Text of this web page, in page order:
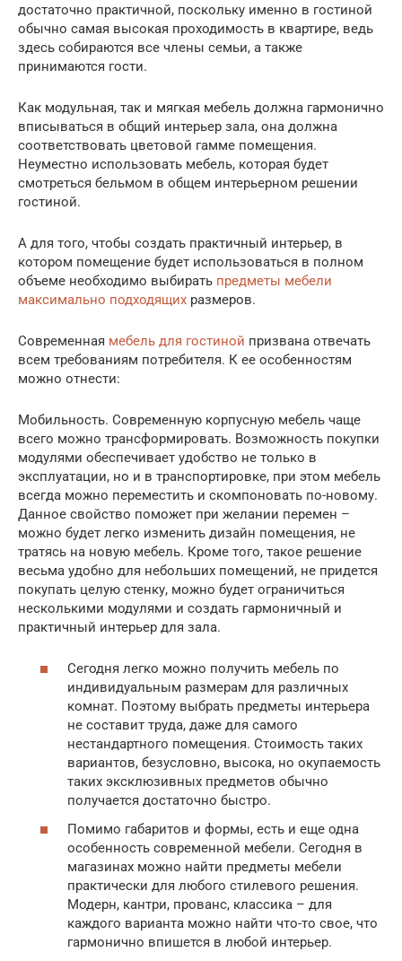
достаточно практичной, поскольку именно в гостиной
обычно самая высокая проходимость в квартире, ведь
здесь собираются все члены семьи, а также
принимаются гости.
Как модульная, так и мягкая мебель должна гармонично
вписываться в общий интерьер зала, она должна
соответствовать цветовой гамме помещения.
Неуместно использовать мебель, которая будет
смотреться бельмом в общем интерьерном решении
гостиной.
А для того, чтобы создать практичный интерьер, в
котором помещение будет использоваться в полном
объеме необходимо выбирать предметы мебели
максимально подходящих размеров.
Современная мебель для гостиной призвана отвечать
всем требованиям потребителя. К ее особенностям
можно отнести:
Мобильность. Современную корпусную мебель чаще
всего можно трансформировать. Возможность покупки
модулями обеспечивает удобство не только в
эксплуатации, но и в транспортировке, при этом мебель
всегда можно переместить и скомпоновать по-новому.
Данное свойство поможет при желании перемен –
можно будет легко изменить дизайн помещения, не
тратясь на новую мебель. Кроме того, такое решение
весьма удобно для небольших помещений, не придется
покупать целую стенку, можно будет ограничиться
несколькими модулями и создать гармоничный и
практичный интерьер для зала.
Сегодня легко можно получить мебель по
индивидуальным размерам для различных
комнат. Поэтому выбрать предметы интерьера
не составит труда, даже для самого
нестандартного помещения. Стоимость таких
вариантов, безусловно, высока, но окупаемость
таких эксклюзивных предметов обычно
получается достаточно быстро.
Помимо габаритов и формы, есть и еще одна
особенность современной мебели. Сегодня в
магазинах можно найти предметы мебели
практически для любого стилевого решения.
Модерн, кантри, прованс, классика – для
каждого варианта можно найти что-то свое, что
гармонично впишется в любой интерьер.